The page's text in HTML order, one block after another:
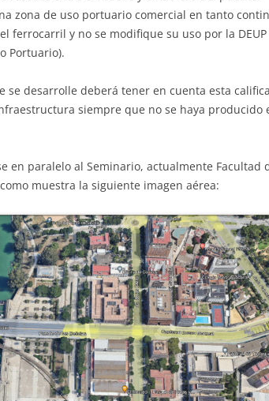
zona de uso portuario comercial en tanto
ferrocarril y no se modifique su uso por la DEUP
Portuario).
se desarrolle deberá tener en cuenta esta
siempre que no se haya producido
en paralelo al Seminario, actualmente Facultad
muestra la siguiente imagen aérea: